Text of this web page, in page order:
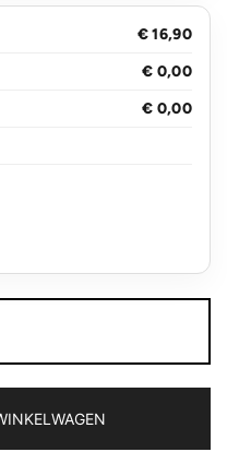
€ 16,90
€ 0,00
€ 0,00